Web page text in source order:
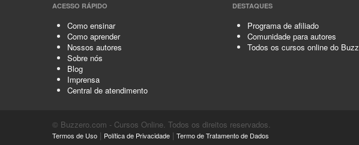
ACESSO RÁPIDO
Como ensinar
Como aprender
Nossos autores
Sobre nós
Blog
Imprensa
Central de atendimento
DESTAQUES
Programa de afiliado
Comunidade para autores
Todos os cursos online do
© Buzzero.com - Cursos Online. Todos os direitos reservados.
Termos de Uso | Política de Privacidade | Termo de Tratamento de Dados